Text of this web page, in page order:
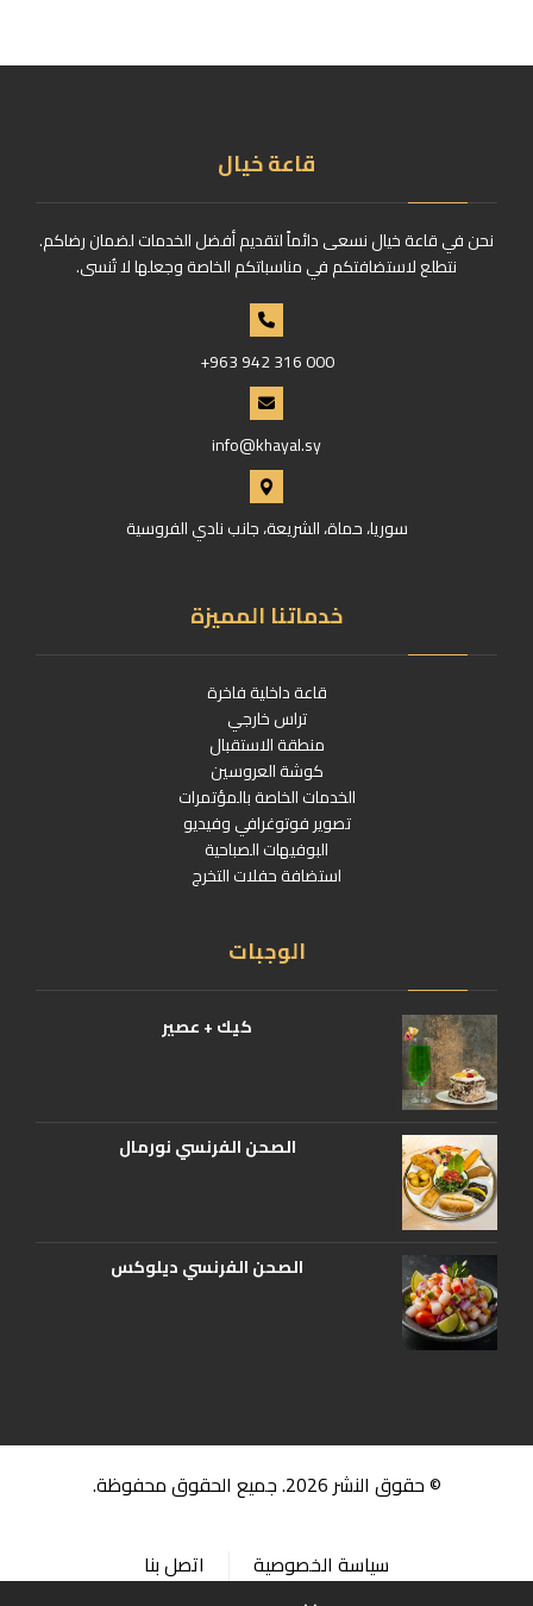
قاعة خيال
نحن في قاعة خيال نسعى دائماً لتقديم أفضل الخدمات لضمان رضاكم.
نتطلع لاستضافتكم في مناسباتكم الخاصة وجعلها لا تُنسى.
+963 942 316 000
info@khayal.sy
سوريا، حماة، الشريعة، جانب نادي الفروسية
خدماتنا المميزة
قاعة داخلية فاخرة
تراس خارجي
منطقة الاستقبال
كوشة العروسين
الخدمات الخاصة بالمؤتمرات
تصوير فوتوغرافي وفيديو
البوفيهات الصباحية
استضافة حفلات التخرج
الوجبات
كيك + عصير
الصحن الفرنسي نورمال
الصحن الفرنسي ديلوكس
© حقوق النشر 2026. جميع الحقوق محفوظة.
اتصل بنا
سياسة الخصوصية